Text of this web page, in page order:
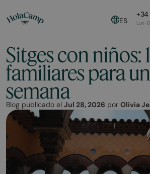
ES
+34
Lun-
Sitges con niños:
familiares para
semana
Blog publicado el Jul 28, 2026 por Olivia